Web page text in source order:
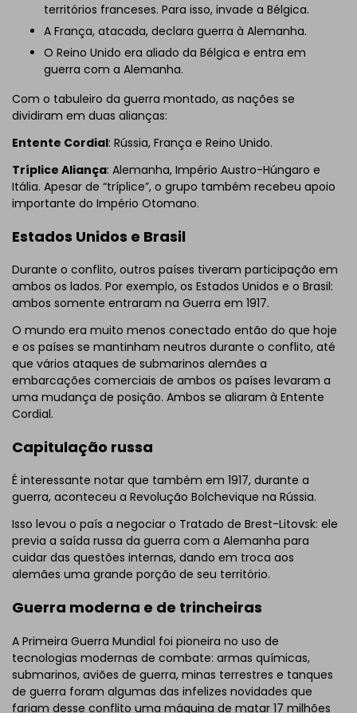
territórios franceses. Para isso, invade a Bélgica.
A França, atacada, declara guerra à Alemanha.
O Reino Unido era aliado da Bélgica e entra em
guerra com a Alemanha.
Com o tabuleiro da guerra montado, as nações se
dividiram em duas alianças:
Entente Cordial: Rússia, França e Reino Unido.
Tríplice Aliança: Alemanha, Império Austro-Húngaro e
Itália. Apesar de “tríplice”, o grupo também recebeu apoio
importante do Império Otomano.
Estados Unidos e Brasil
Durante o conflito, outros países tiveram participação em
ambos os lados. Por exemplo, os Estados Unidos e o Brasil:
ambos somente entraram na Guerra em 1917.
O mundo era muito menos conectado então do que hoje
e os países se mantinham neutros durante o conflito, até
que vários ataques de submarinos alemães a
embarcações comerciais de ambos os países levaram a
uma mudança de posição. Ambos se aliaram à Entente
Cordial.
Capitulação russa
É interessante notar que também em 1917, durante a
guerra, aconteceu a Revolução Bolchevique na Rússia.
Isso levou o país a negociar o Tratado de Brest-Litovsk: ele
previa a saída russa da guerra com a Alemanha para
cuidar das questões internas, dando em troca aos
alemães uma grande porção de seu território.
Guerra moderna e de trincheiras
A Primeira Guerra Mundial foi pioneira no uso de
tecnologias modernas de combate: armas químicas,
submarinos, aviões de guerra, minas terrestres e tanques
de guerra foram algumas das infelizes novidades que
fariam desse conflito uma máquina de matar 17 milhões